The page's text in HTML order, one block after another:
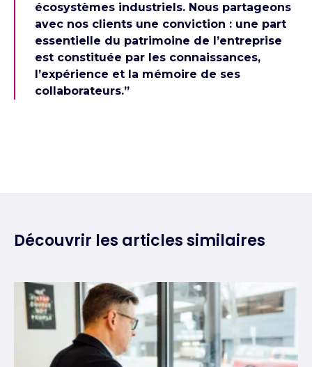
écosystèmes industriels. Nous partageons
avec nos clients une conviction : une part
essentielle du patrimoine de l’entreprise
est constituée par les connaissances,
l’expérience et la mémoire de ses
collaborateurs.”
Découvrir les articles similaires